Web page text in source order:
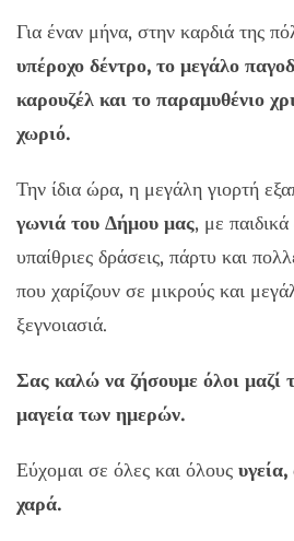
Για έναν μήνα, στην καρδιά της
υπέροχο δέντρο, το μεγάλο
καρουζέλ και το παραμυθένιο
χωριό.
Την ίδια ώρα, η μεγάλη γιορτή
γωνιά του Δήμου μας, με
υπαίθριες δράσεις, πάρτυ και
που χαρίζουν σε μικρούς και
ξεγνοιασιά.
Σας καλώ να ζήσουμε όλοι μαζί
μαγεία των ημερών.
Εύχομαι σε όλες και όλους
χαρά.